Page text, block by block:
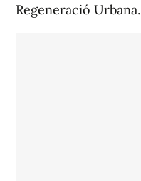
Regeneració Urbana.